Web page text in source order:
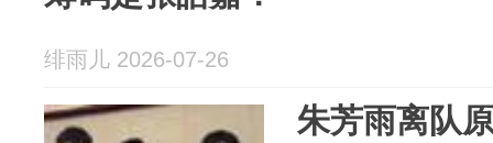
绯雨儿 2026-07-26
朱芳雨离队